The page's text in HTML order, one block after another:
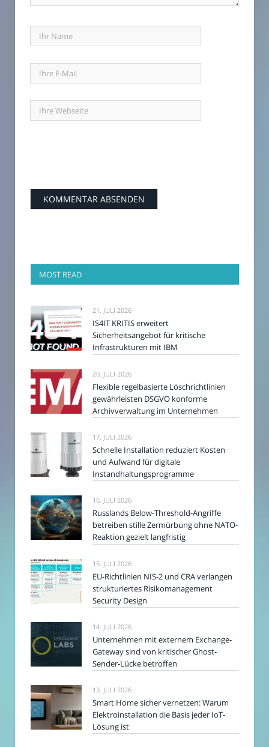
MOST READ
21. JULI 2026
IS4IT KRITIS erweitert
Sicherheitsangebot für kritische
Infrastrukturen mit IBM
20. JULI 2026
Flexible regelbasierte Löschrichtlinien
gewährleisten DSGVO konforme
Archivverwaltung im Unternehmen
17. JULI 2026
Schnelle Installation reduziert Kosten
und Aufwand für digitale
Instandhaltungsprogramme
16. JULI 2026
Russlands Below-Threshold-Angriffe
betreiben stille Zermürbung ohne NATO-
Reaktion gezielt langfristig
15. JULI 2026
EU-Richtlinien NIS-2 und CRA verlangen
strukturiertes Risikomanagement
Security Design
14. JULI 2026
Unternehmen mit externem Exchange-
Gateway sind von kritischer Ghost-
Sender-Lücke betroffen
13. JULI 2026
Smart Home sicher vernetzen: Warum
Elektroinstallation die Basis jeder IoT-
Lösung ist